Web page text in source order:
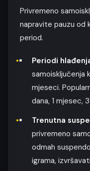
Privremeno
napravite pauzu od
period.
Periodi
samoisključenja
mjeseci.
dana, 1 mjesec,
Trenutna
privremeno
odmah
igrama,